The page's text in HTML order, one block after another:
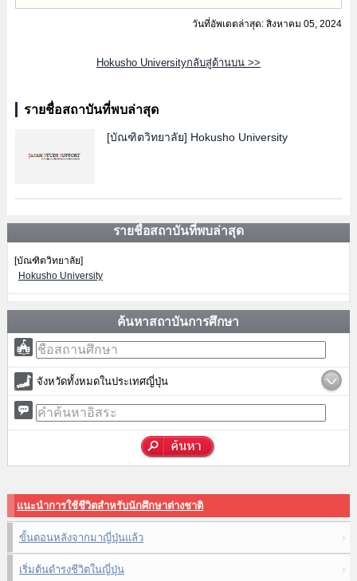
วันที่อัพเดตล่าสุด: สิงหาคม 05, 2024
Hokusho Universityกลับสู่ด้านบน >>
รายชื่อสถาบันที่พบล่าสุด
[บัณฑิตวิทยาลัย] Hokusho University
รายชื่อสถาบันที่พบล่าสุด
[บัณฑิตวิทยาลัย]
Hokusho University
ค้นหาสถาบันการศึกษา
จังหวัดทั้งหมดในประเทศญี่ปุ่น
แนะนำการใช้ชีวิตสำหรับนักศึกษาต่างชาติ
ขั้นตอนหลังจากมาญี่ปุ่นแล้ว
เริ่มต้นดำรงชีวิตในญี่ปุ่น